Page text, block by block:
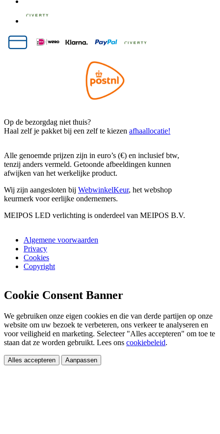
Op de bezorgdag niet thuis?
Haal zelf je pakket bij een zelf te kiezen afhaallocatie!
Alle genoemde prijzen zijn in euro’s (€) en inclusief btw,
tenzij anders vermeld. Getoonde afbeeldingen kunnen
afwijken van het werkelijke product.
Wij zijn aangesloten bij WebwinkelKeur, het webshop
keurmerk voor eerlijke ondernemers.
MEIPOS LED verlichting is onderdeel van MEIPOS B.V.
Algemene voorwaarden
Privacy
Cookies
Copyright
Cookie Consent Banner
We gebruiken onze eigen cookies en die van derde partijen op onze
website om uw bezoek te verbeteren, ons verkeer te analyseren en
voor veiligheid en marketing. Selecteer "Alles accepteren" om toe te
staan dat ze worden gebruikt. Lees ons cookiebeleid.
Alles accepteren Aanpassen